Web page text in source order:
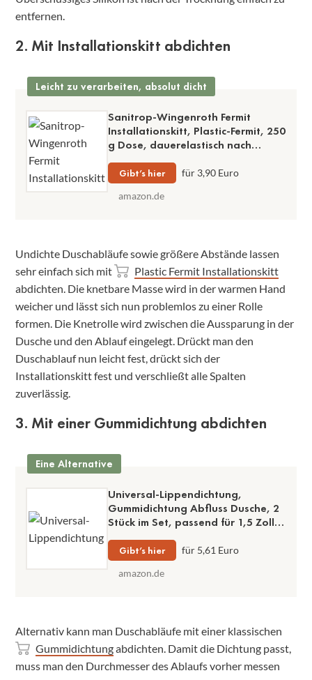
entfernen.
2. Mit Installationskitt abdichten
Leicht zu verarbeiten, absolut dicht
Sanitrop-Wingenroth Fermit
Installationskitt, Plastic-Fermit, 250
g Dose, dauerelastisch nach
Trocknung, einfache Verarbeitung,
knetbar, hitze- und
wasserbeständig
Gibt’s hier
für 3,90 Euro
amazon.de
Undichte Duschabläufe sowie größere Abstände lassen
sehr einfach sich mit
Plastic Fermit Installationskitt
abdichten. Die knetbare Masse wird in der warmen Hand
weicher und lässt sich nun problemlos zu einer Rolle
formen. Die Knetrolle wird zwischen die Aussparung in der
Dusche und den Ablauf eingelegt. Drückt man den
Duschablauf nun leicht fest, drückt sich der
Installationskitt fest und verschließt alle Spalten
zuverlässig.
3. Mit einer Gummidichtung abdichten
Eine Alternative
Universal-Lippendichtung,
Gummidichtung Abfluss Dusche, 2
Stück im Set, passend für 1,5 Zoll
und 3,5 Zoll
Gibt’s hier
für 5,61 Euro
amazon.de
Alternativ kann man Duschabläufe mit einer klassischen
Gummidichtungabdichten. Damit die Dichtung passt,
muss man den Durchmesser des Ablaufs vorher messen